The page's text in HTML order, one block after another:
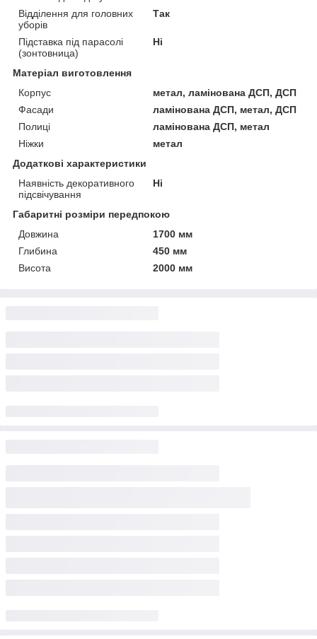
Відділення для головних
уборів
Так
Підставка під парасолі
(зонтовница)
Ні
Матеріал виготовлення
Корпус
метал, ламінована ДСП, ДСП
Фасади
ламінована ДСП, метал, ДСП
Полиці
ламінована ДСП, метал
Ніжки
метал
Додаткові характеристики
Наявність декоративного
підсвічування
Ні
Габаритні розміри передпокою
Довжина
1700 мм
Глибина
450 мм
Висота
2000 мм